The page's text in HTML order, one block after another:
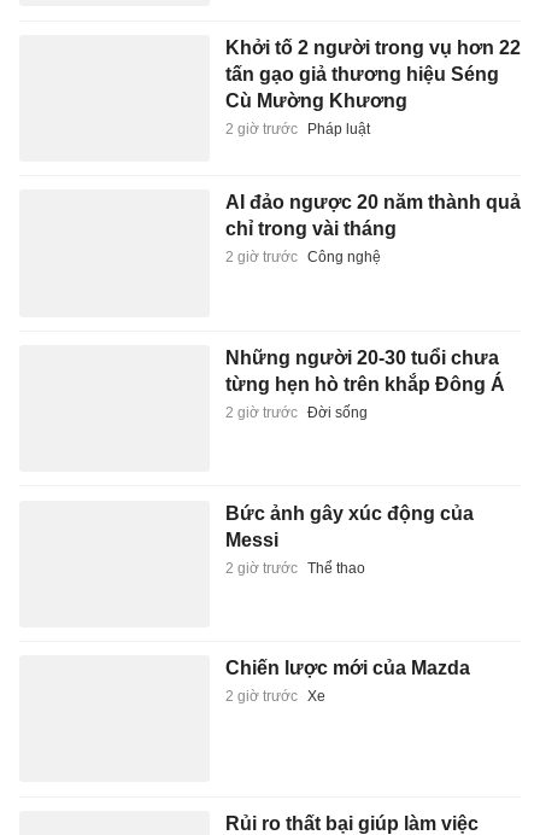
Khởi tố 2 người trong vụ hơn 22
tấn gạo giả thương hiệu Séng
Cù Mường Khương
2 giờ trước Pháp luật
AI đảo ngược 20 năm thành quả
chỉ trong vài tháng
2 giờ trước Công nghệ
Những người 20-30 tuổi chưa
từng hẹn hò trên khắp Đông Á
2 giờ trước Đời sống
Bức ảnh gây xúc động của
Messi
2 giờ trước Thể thao
Chiến lược mới của Mazda
2 giờ trước Xe
Rủi ro thất bại giúp làm việc